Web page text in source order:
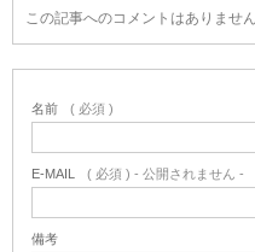
この記事へのコメントはありません
名前 ( 必須 )
E-MAIL ( 必須 ) - 公開されません -
備考